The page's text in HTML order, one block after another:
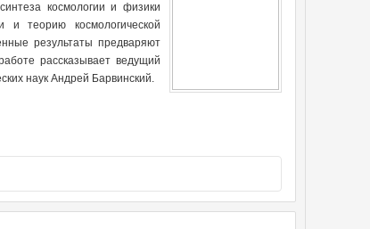
космологии и физики
и теорию космологической
результаты предваряют
рассказывает ведущий
наук Андрей Барвинский.